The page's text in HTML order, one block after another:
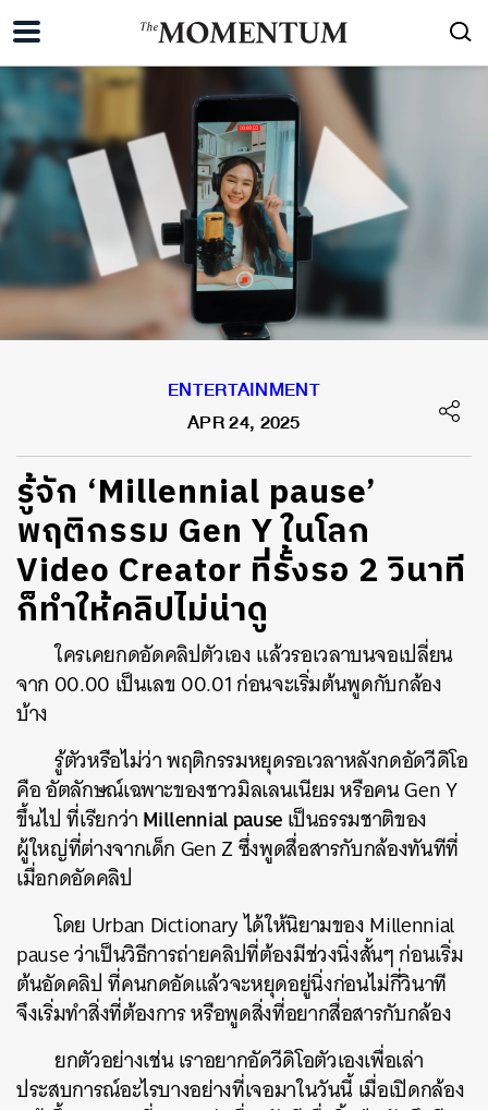
ENTERTAINMENT
APR 24, 2025
รู้จัก ‘Millennial pause’
พฤติกรรม Gen Y ในโลก
Video Creator ที่รั้งรอ 2 วินาที
ก็ทำให้คลิปไม่น่าดู
ใครเคยกดอัดคลิปตัวเอง แล้วรอเวลาบนจอเปลี่ยน
จาก 00.00 เป็นเลข 00.01 ก่อนจะเริ่มต้นพูดกับกล้อง
บ้าง
รู้ตัวหรือไม่ว่า พฤติกรรมหยุดรอเวลาหลังกดอัดวีดิโอ
คือ อัตลักษณ์เฉพาะของชาวมิลเลนเนียม หรือคน Gen Y
ขึ้นไป ที่เรียกว่าMillennial pauseเป็นธรรมชาติของ
ผู้ใหญ่ที่ต่างจากเด็ก Gen Z ซึ่งพูดสื่อสารกับกล้องทันทีที่
เมื่อกดอัดคลิป
โดย Urban Dictionary ได้ให้นิยามของ Millennial
pause ว่าเป็นวิธีการถ่ายคลิปที่ต้องมีช่วงนิ่งสั้นๆ ก่อนเริ่ม
ต้นอัดคลิป ที่คนกดอัดแล้วจะหยุดอยู่นิ่งก่อนไม่กี่วินาที
จึงเริ่มทำสิ่งที่ต้องการ หรือพูดสิ่งที่อยากสื่อสารกับกล้อง
ยกตัวอย่างเช่น เราอยากอัดวีดิโอตัวเองเพื่อเล่า
ประสบการณ์อะไรบางอย่างที่เจอมาในวันนี้ เมื่อเปิดกล้อง